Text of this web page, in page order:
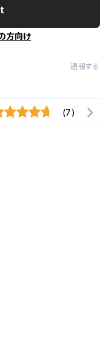
方向け
通報する
(7)